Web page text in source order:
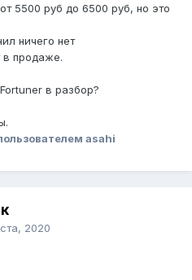
5500 руб до 6500 руб, но это
ничего нет
в продаже.
в разбор?
asahi
2020